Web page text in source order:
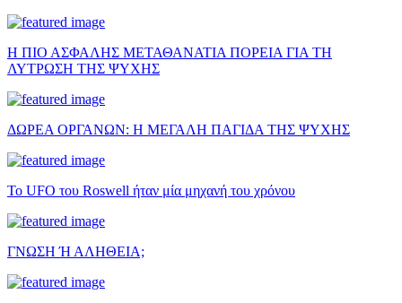
Η ΠΙΟ ΑΣΦΑΛΗΣ ΜΕΤΑΘΑΝΑΤΙΑ ΠΟΡΕΙΑ ΓΙΑ ΤΗ
ΛΥΤΡΩΣΗ ΤΗΣ ΨΥΧΗΣ
ΔΩΡΕΑ ΟΡΓΑΝΩΝ: Η ΜΕΓΑΛΗ ΠΑΓΙΔΑ ΤΗΣ ΨΥΧΗΣ
Το UFO του Roswell ήταν μία μηχανή του χρόνου
ΓΝΩΣΗ Ή ΑΛΗΘΕΙΑ;